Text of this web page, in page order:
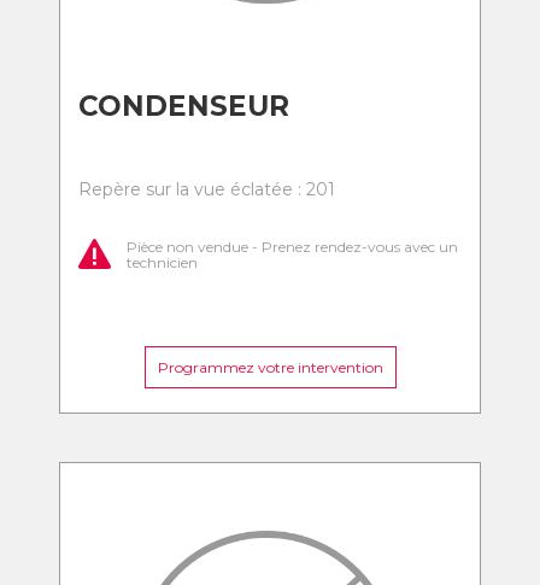
CONDENSEUR
Repère sur la vue éclatée : 201
Pièce non vendue - Prenez rendez-vous avec un
technicien
Programmez votre intervention